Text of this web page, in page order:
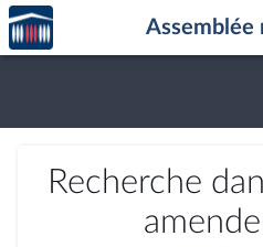
Aller au contenu
Aller en bas de la page
Accèder
à la
page
Assemblée
Recherche